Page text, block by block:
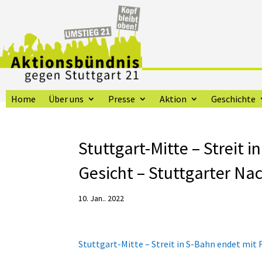
Home Über uns Presse Aktion Geschichte
Stuttgart-Mitte – Streit
Gesicht – Stuttgarter
10. Jan.. 2022
Stuttgart-Mitte – Streit in S-Bahn endet mit